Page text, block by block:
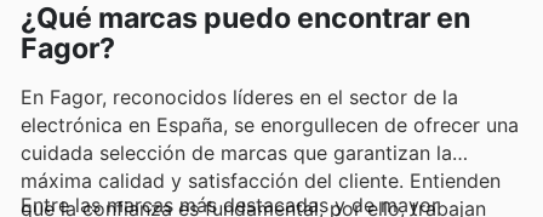
¿Qué marcas puedo encontrar en
Fagor?
En Fagor, reconocidos líderes en el sector de la
electrónica en España, se enorgullecen de ofrecer una
cuidada selección de marcas que garantizan la
máxima calidad y satisfacción del cliente. Entienden
que la confianza es fundamental, por ello, trabajan
Entre las marcas más destacadas y de mayor